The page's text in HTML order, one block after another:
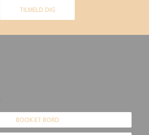
TILMELD DIG
BOOK ET BORD